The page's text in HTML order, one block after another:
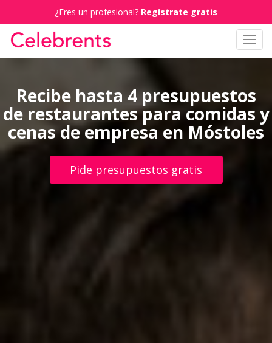
¿Eres un profesional? Regístrate gratis
Recibe hasta 4 presupuestos
de restaurantes para comidas y
cenas de empresa en Móstoles
Pide presupuestos gratis